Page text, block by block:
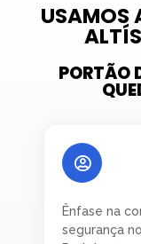
USAMOS
PORTÃO
Ênfase na
segurança